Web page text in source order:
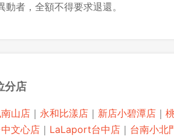
動者，全額不得要求退還。
分店
山店 ｜ 永和比漾店 ｜ 新店小碧潭店 ｜
文心店 ｜ LaLaport台中店 ｜ 台南小北